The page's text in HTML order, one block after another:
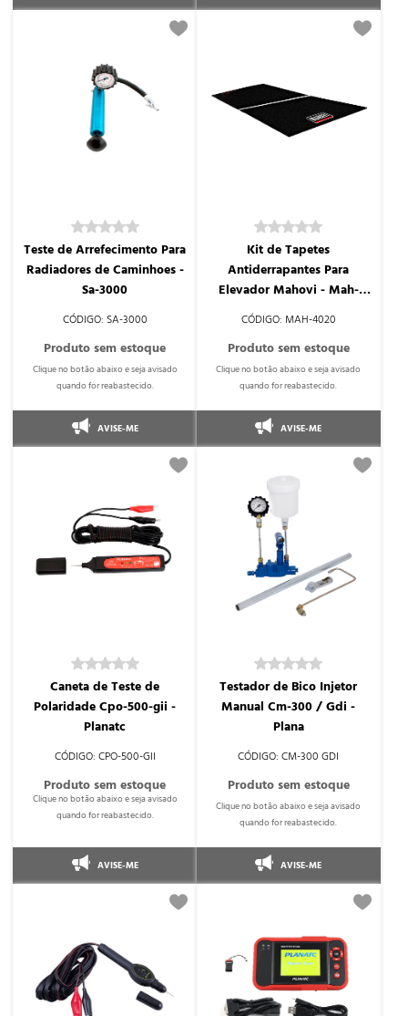
SA-3000
Teste de Arrefecimento Para
Radiadores de Caminhoes -
Sa-3000
AVISE-ME
MAH-4020
Kit de Tapetes
Antiderrapantes Para
Elevador Mahovi - Mah-
AVISE-ME
CPO-500-GII
Caneta de Teste de
Polaridade Cpo-500-gii -
Planatc
AVISE-ME
CM-300 GDI
Testador de Bico Injetor
Manual Cm-300 / Gdi -
Plana
AVISE-ME